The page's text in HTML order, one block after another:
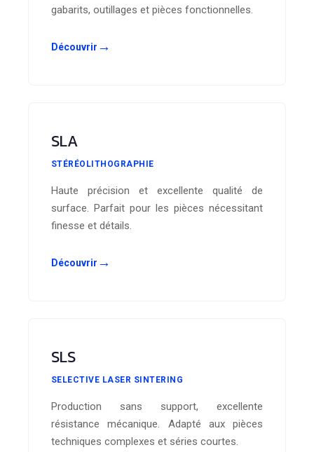
gabarits, outillages et pièces fonctionnelles.
Découvrir →
SLA
STÉRÉOLITHOGRAPHIE
Haute précision et excellente qualité de
surface. Parfait pour les pièces nécessitant
finesse et détails.
Découvrir →
SLS
SELECTIVE LASER SINTERING
Production sans support, excellente
résistance mécanique. Adapté aux pièces
techniques complexes et séries courtes.